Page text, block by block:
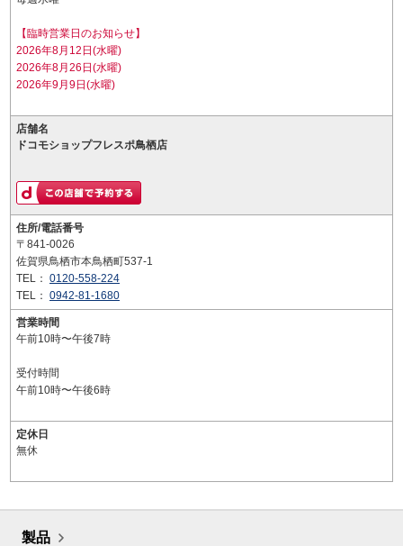
【臨時営業日のお知らせ】
2026年8月12日(水曜)
2026年8月26日(水曜)
2026年9月9日(水曜)
店舗名
ドコモショップフレスポ鳥栖店
住所/電話番号
〒841-0026
佐賀県鳥栖市本鳥栖町537-1
TEL： 0120-558-224
TEL： 0942-81-1680
営業時間
午前10時〜午後7時
受付時間
午前10時〜午後6時
定休日
無休
製品